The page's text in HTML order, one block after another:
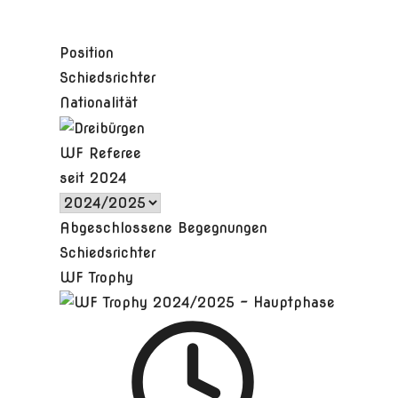
Position
Schiedsrichter
Nationalität
WF Referee
seit 2024
Abgeschlossene Begegnungen
Schiedsrichter
WF Trophy